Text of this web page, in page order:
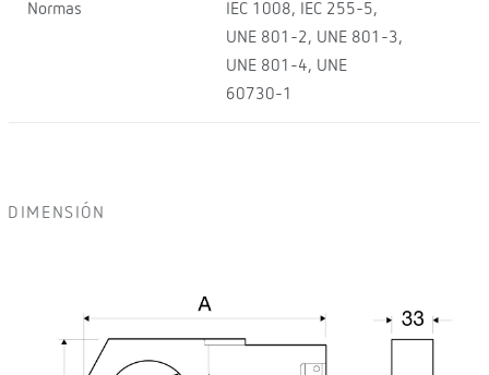
Normas
IEC 1008, IEC 255-5,
UNE 801-2, UNE 801-3,
UNE 801-4, UNE
60730-1
DIMENSIÓN